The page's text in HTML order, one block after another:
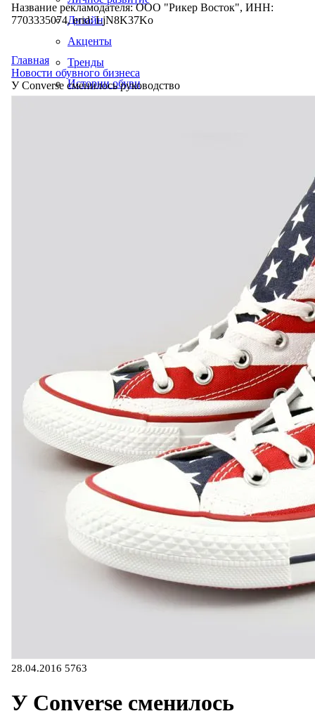
Дизайн
Акценты
Тренды
Истории обуви
Название рекламодателя: ООО "Рикер Восток", ИНН:
7703335074, erid: LjN8K37Ko
Главная
Новости обувного бизнеса
У Converse сменилось руководство
28.04.2016 5763
У Converse сменилось